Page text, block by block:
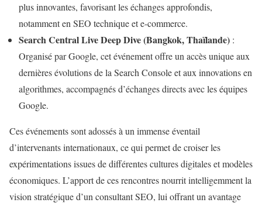
plus innovantes, favorisant les échanges approfondis,
notamment en SEO technique et e-commerce.
Search Central Live Deep Dive (Bangkok, Thaïlande) :
Organisé par Google, cet événement offre un accès unique aux
dernières évolutions de la Search Console et aux innovations en
algorithmes, accompagnés d’échanges directs avec les équipes
Google.
Ces événements sont adossés à un immense éventail
d’intervenants internationaux, ce qui permet de croiser les
expérimentations issues de différentes cultures digitales et modèles
économiques. L’apport de ces rencontres nourrit intelligemment la
vision stratégique d’un consultant SEO, lui offrant un avantage